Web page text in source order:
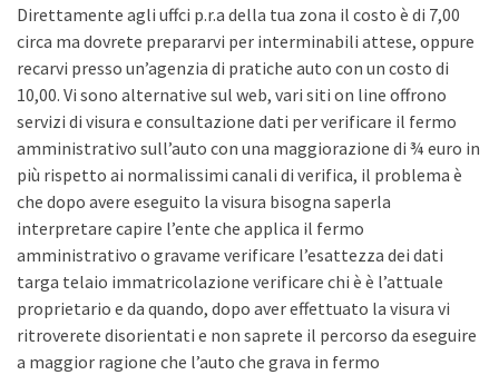
Direttamente agli uffci p.r.a della tua zona il costo è di 7,00
circa ma dovrete prepararvi per interminabili attese, oppure
recarvi presso un’agenzia di pratiche auto con un costo di
10,00. Vi sono alternative sul web, vari siti on line offrono
servizi di visura e consultazione dati per verificare il fermo
amministrativo sull’auto con una maggiorazione di ¾ euro in
più rispetto ai normalissimi canali di verifica, il problema è
che dopo avere eseguito la visura bisogna saperla
interpretare capire l’ente che applica il fermo
amministrativo o gravame verificare l’esattezza dei dati
targa telaio immatricolazione verificare chi è è l’attuale
proprietario e da quando, dopo aver effettuato la visura vi
ritroverete disorientati e non saprete il percorso da eseguire
a maggior ragione che l’auto che grava in fermo